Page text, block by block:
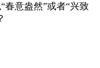
春意盎然”或者“兴致